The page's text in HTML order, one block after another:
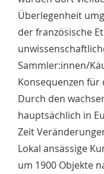
Überlegenheit
der französische
Sammler:innen/
Konsequenzen für
Durch den
hauptsächlich in
Zeit
Lokal ansässige
um 1900 Objekte